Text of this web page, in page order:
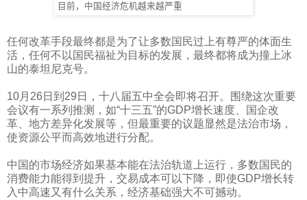
目前，中国经济危机越来越严重
任何改革手段最终都是为了让多数国民过上有尊严的体面生
活，任何不以国民福祉为目标的发展，最终都将成为撞上冰
山的泰坦尼克号。
10月 26 日到 29 日，十八届五中全会即将召开。围绕这次重要
会议有一系列推测，如“十三五”的GDP增长速度、国企改
革、地方差异化发展等，但最重要的议题显然是法治市场，
使资源公平而高效地进行分配。
中国的市场经济如果基本能在法治轨道上运行，多数国民的
消费能力能得到提升，交易成本可以下降，即使GDP增长转
入中高速又有什么关系，经济基础强大不可撼动。